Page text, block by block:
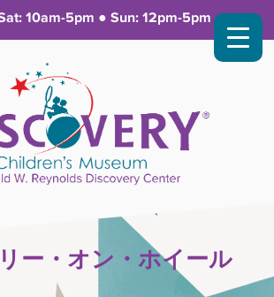
10am-5pm ● Sun: 12pm-5pm
ー・オン・ホイール